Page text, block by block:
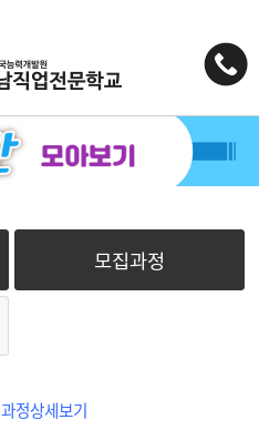
모집과정
과정상세보기